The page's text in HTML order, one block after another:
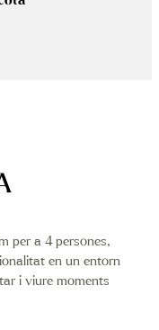
per a 4 persones,
en un entorn
i viure moments